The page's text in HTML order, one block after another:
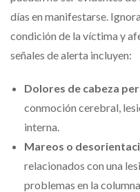
días en manifestarse.
condición de la víctima y
señales de alerta incluyen:
Dolores de cabeza
conmoción cerebral,
interna.
Mareos o
relacionados con una
problemas en la